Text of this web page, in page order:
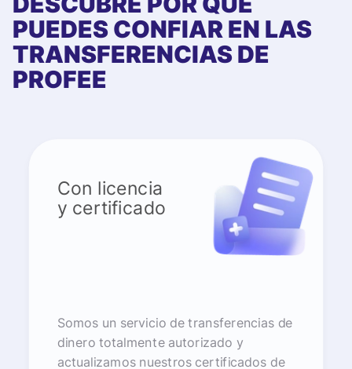
PUEDES CONFIAR EN LAS
TRANSFERENCIAS DE
PROFEE
Con licencia
y certificado
Somos un servicio de transferencias de
dinero totalmente autorizado y
actualizamos nuestros certificados de